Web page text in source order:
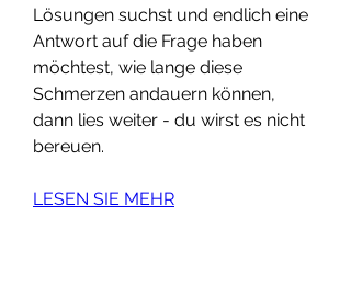
Lösungen suchst und endlich eine
Antwort auf die Frage haben
möchtest, wie lange diese
Schmerzen andauern können,
dann lies weiter - du wirst es nicht
bereuen.
LESEN SIE MEHR